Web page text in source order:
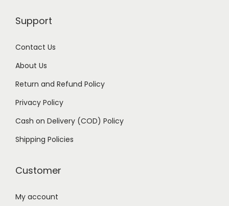
Support
Contact Us
About Us
Return and Refund Policy
Privacy Policy
Cash on Delivery (COD) Policy
Shipping Policies
Customer
My account